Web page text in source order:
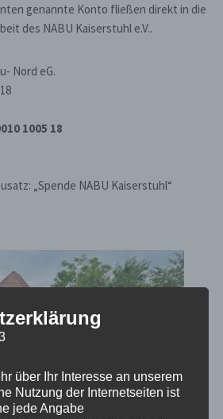
genannte Konto fließen direkt in die
des NABU Kaiserstuhl e.V..
Nord eG.
1005 18
„Spende NABU Kaiserstuhl“
über Ihr Interesse an unserem
Nutzung der Internetseiten ist
jede Angabe